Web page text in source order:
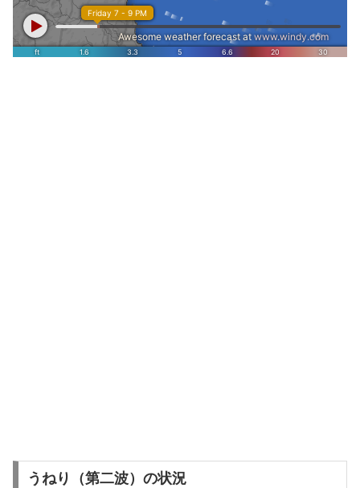
うねり（第二波）の状況